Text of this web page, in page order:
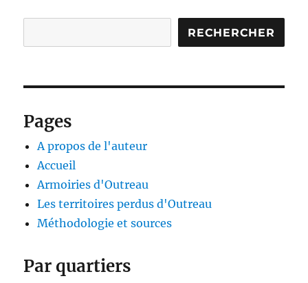
RECHERCHER
Pages
A propos de l'auteur
Accueil
Armoiries d'Outreau
Les territoires perdus d'Outreau
Méthodologie et sources
Par quartiers